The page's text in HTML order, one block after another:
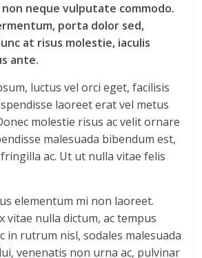
neque vulputate commodo.
porta dolor sed,
at risus molestie, iaculis
ante.
luctus vel orci eget, facilisis
laoreet erat vel metus
molestie risus ac velit ornare
malesuada bibendum est,
ac. Ut ut nulla vitae felis
elementum mi non laoreet.
vitae nulla dictum, ac tempus
in rutrum nisl, sodales malesuada
venenatis non urna ac, pulvinar